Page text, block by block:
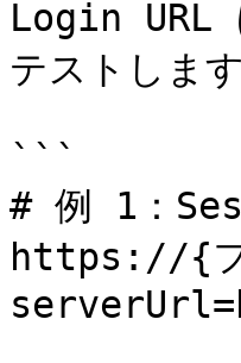
Login URL
テストします
```
# 例 1：
https://{フ